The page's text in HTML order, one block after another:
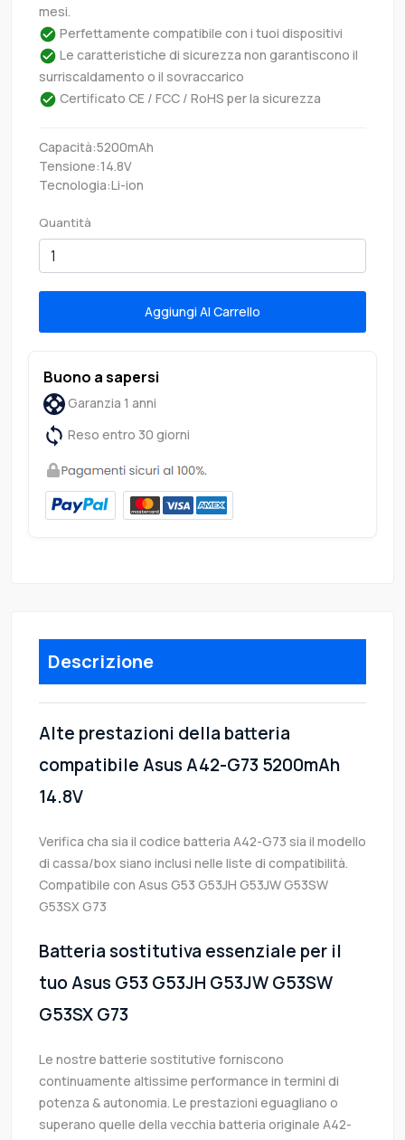
mesi.
Perfettamente compatibile con i tuoi dispositivi
Le caratteristiche di sicurezza non garantiscono il
surriscaldamento o il sovraccarico
Certificato CE / FCC / RoHS per la sicurezza
Capacità:5200mAh
Tensione:14.8V
Tecnologia:Li-ion
Quantità
Aggiungi Al Carrello
Buono a sapersi
Garanzia 1 anni
Reso entro 30 giorni
Descrizione
Alte prestazioni della batteria
compatibile Asus A42-G73 5200mAh
14.8V
Verifica cha sia il codice batteria A42-G73 sia il modello
di cassa/box siano inclusi nelle liste di compatibilità.
Compatibile con Asus G53 G53JH G53JW G53SW
G53SX G73
Batteria sostitutiva essenziale per il
tuo Asus G53 G53JH G53JW G53SW
G53SX G73
Le nostre batterie sostitutive forniscono
continuamente altissime performance in termini di
potenza & autonomia. Le prestazioni eguagliano o
superano quelle della vecchia batteria originale A42-